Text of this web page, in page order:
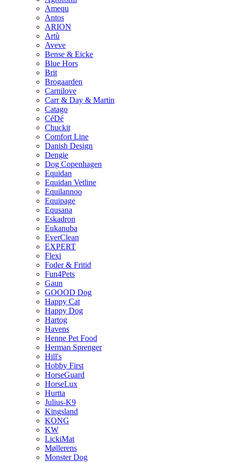
Amequ
Antos
ARION
Artù
Aveve
Bense & Eicke
Blue Hors
Brit
Brogaarden
Carnilove
Carr & Day & Martin
Catago
CéDé
Chuckit
Comfort Line
Danish Design
Dengie
Dog Copenhagen
Equidan
Equidan Vetline
Equilannoo
Equipage
Equsana
Eskadron
Eukanuba
EverClean
EXPERT
Flexi
Foder & Fritid
Fun4Pets
Gaun
GOOOD Dog
Happy Cat
Happy Dog
Hartog
Havens
Henne Pet Food
Herman Sprenger
Hill's
Hobby First
HorseGuard
HorseLux
Hurtta
Julius-K9
Kingsland
KONG
KW
LickiMat
Møllerens
Monster Dog